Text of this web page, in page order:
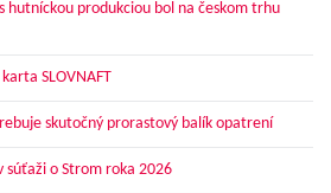
hutníckou produkciou bol na českom trhu
SLOVNAFT
skutočný prorastový balík opatrení
súťaži o Strom roka 2026